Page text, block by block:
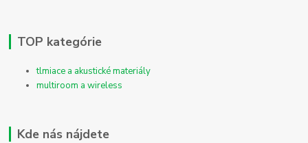
TOP kategórie
tlmiace a akustické materiály
multiroom a wireless
Kde nás nájdete